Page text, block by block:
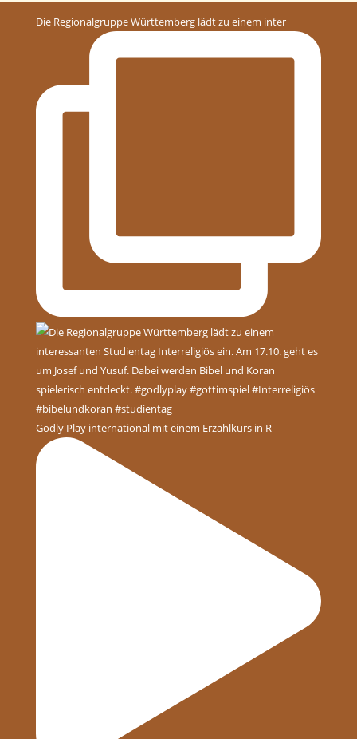
Die Regionalgruppe Württemberg lädt zu einem inter
Godly Play international mit einem Erzählkurs in R